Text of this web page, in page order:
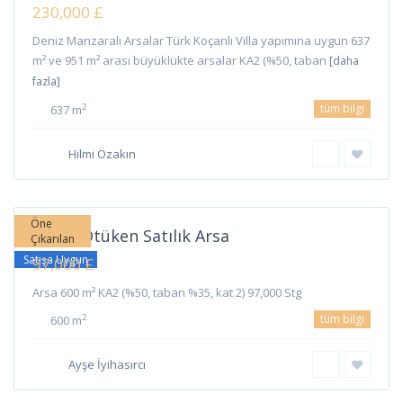
230,000 £
Deniz Manzaralı Arsalar Türk Koçanlı Villa yapımına uygun 637
m² ve 951 m² arası büyüklükte arsalar KA2 (%50, taban [daha
fazla]
637 m2 tüm bilgi
Hilmi Özakın
Öne
Çıkarılan
Satışa Uygun
İskele Ötüken Satılık Arsa
97,000 £
Arsa 600 m² KA2 (%50, taban %35, kat 2) 97,000 Stg
600 m2 tüm bilgi
Ayşe İyihasırcı
Long